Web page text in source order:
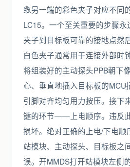
缆另一端的彩色夹子对应不同
LC15。一个至关重要的步骤
夹子到目标板可靠的接地点然
白色夹子通常用于连接外部时
将组装好的主动探头PPB朝下
心、垂直地插入目标板的MCU
引脚对齐均匀用力按压。接下
键的环节——上电顺序。违反
损坏。绝对正确的上电/下电顺
站模块、主动探头、目标板之
误。开MMDS打开站模块左侧